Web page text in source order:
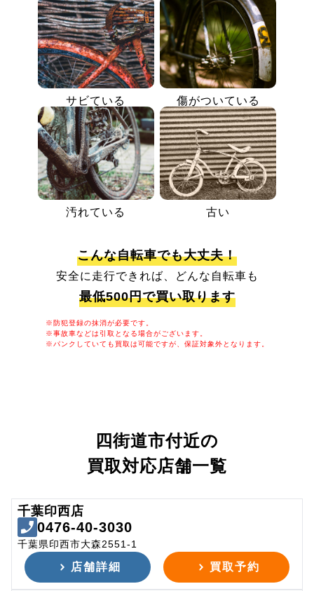
サビている 傷がついている
汚れている 古い
こんな自転車でも大丈夫！
安全に走行できれば、どんな自転車も
最低500円で買い取ります
※防犯登録の抹消が必要です。
※事故車などは引取となる場合がございます。
※パンクしていても買取は可能ですが、保証対象外となります。
四街道市付近の
買取対応店舗一覧
千葉印西店
0476-40-3030
千葉県印西市大森2551-1
店舗詳細 買取予約